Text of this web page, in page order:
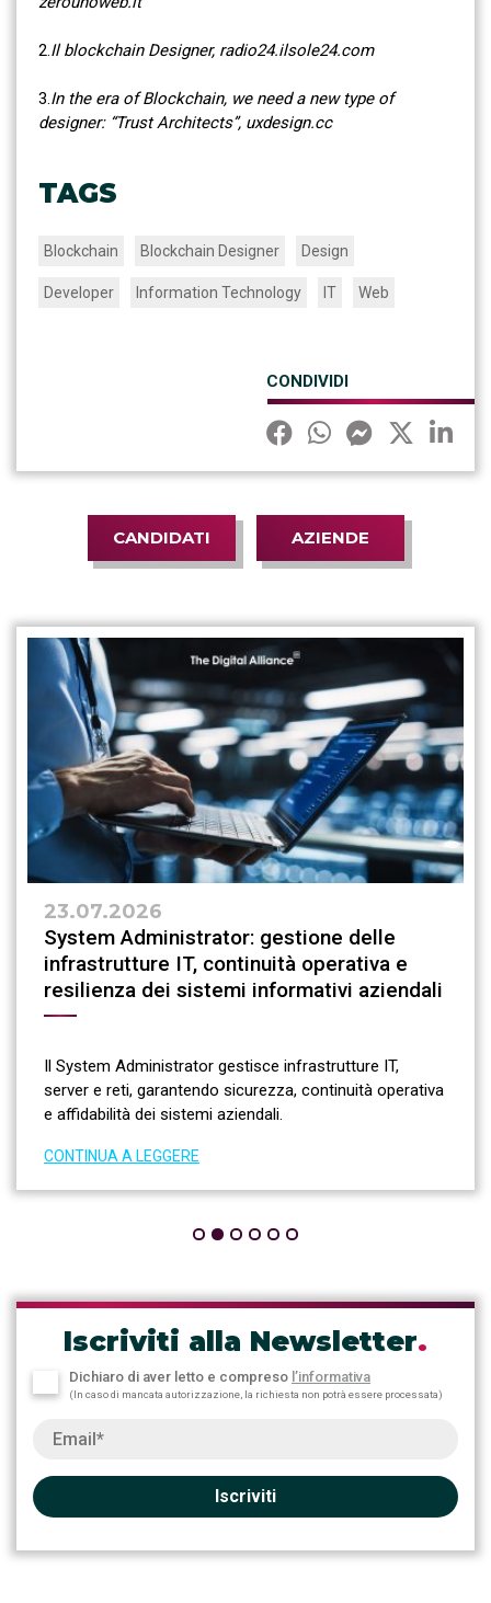
2.Il blockchain Designer, radio24.ilsole24.com
3.In the era of Blockchain, we need a new type of
designer: “Trust Architects”, uxdesign.cc
TAGS
Blockchain Blockchain Designer Design
Developer Information Technology IT Web
CONDIVIDI
CANDIDATI AZIENDE
23.07.2026
System Administrator: gestione delle
infrastrutture IT, continuità operativa e
resilienza dei sistemi informativi aziendali
Il System Administrator gestisce infrastrutture IT,
server e reti, garantendo sicurezza, continuità operativa
e affidabilità dei sistemi aziendali.
CONTINUA A LEGGERE
Iscriviti alla Newsletter.
Dichiaro di aver letto e compreso l’informativa
(In caso di mancata autorizzazione, la richiesta non potrà essere processata)
Iscriviti